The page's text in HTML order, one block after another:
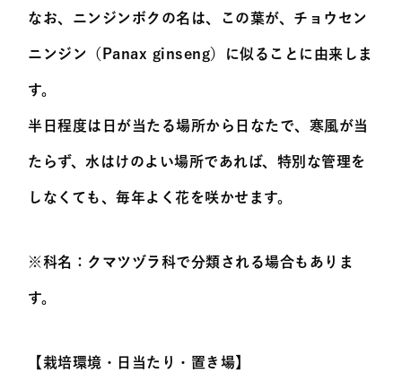
なお、ニンジンボクの名は、この葉が、チョウセン
ニンジン（Panax ginseng）に似ることに由来しま
す。
半日程度は日が当たる場所から日なたで、寒風が当
たらず、水はけのよい場所であれば、特別な管理を
しなくても、毎年よく花を咲かせます。
※科名：クマツヅラ科で分類される場合もありま
す。
【栽培環境・日当たり・置き場】